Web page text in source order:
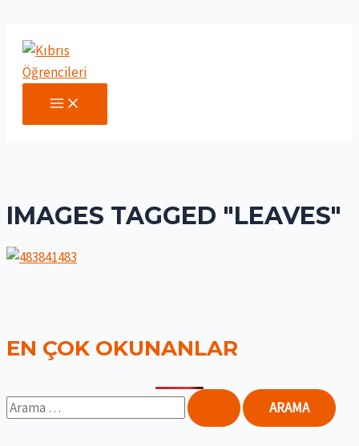
atla
MAIN
MENU
IMAGES TAGGED "LEAVES"
EN ÇOK OKUNANLAR
S